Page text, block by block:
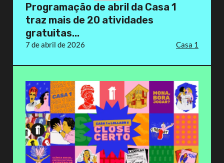
Programação de abril da Casa 1
traz mais de 20 atividades
gratuitas...
7 de abril de 2026 Casa 1